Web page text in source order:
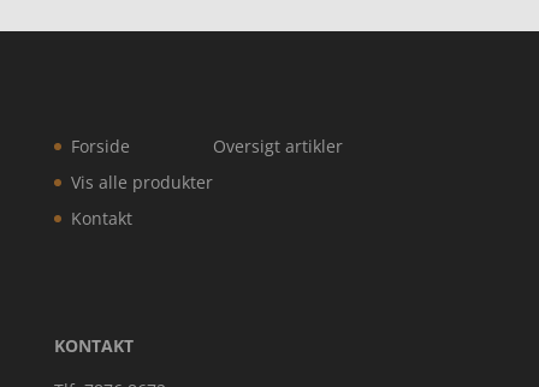
Forside
Vis alle produkter
Kontakt
Oversigt artikler
KONTAKT